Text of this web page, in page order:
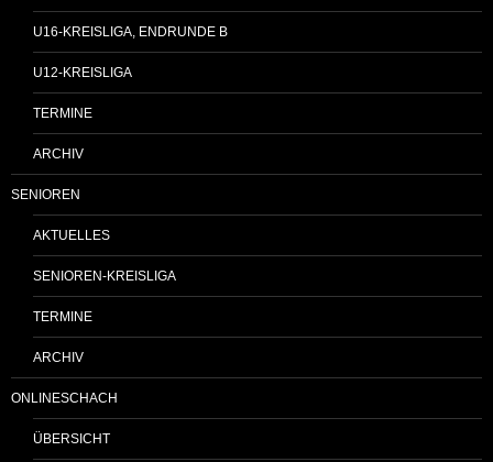
U16-KREISLIGA, ENDRUNDE B
U12-KREISLIGA
TERMINE
ARCHIV
SENIOREN
AKTUELLES
SENIOREN-KREISLIGA
TERMINE
ARCHIV
ONLINESCHACH
ÜBERSICHT